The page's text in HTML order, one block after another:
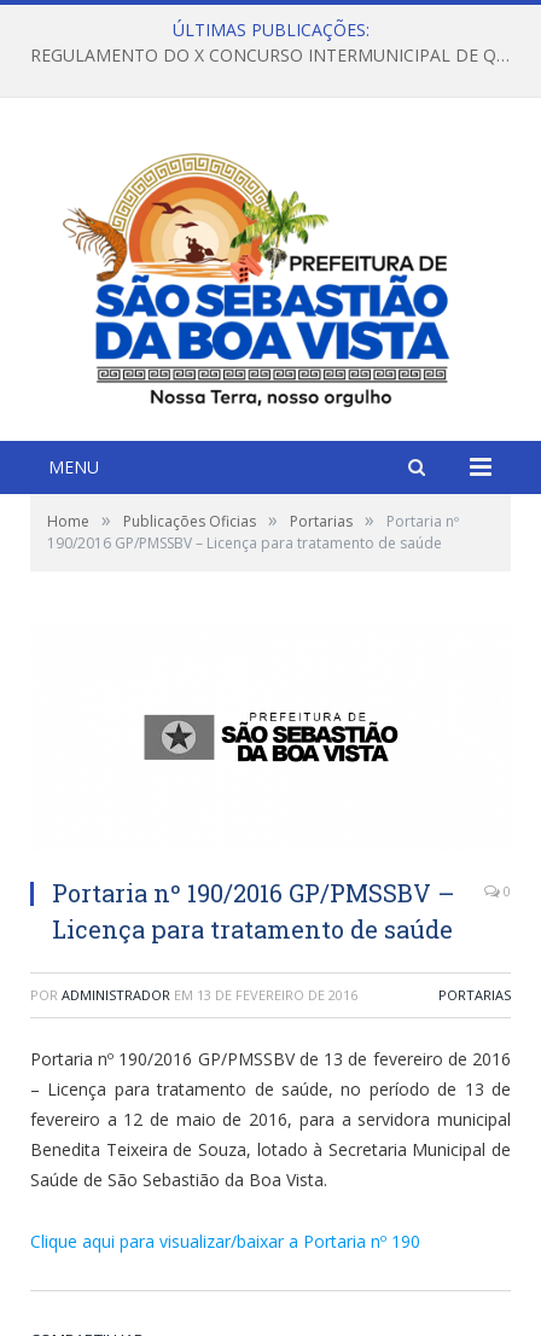
ÚLTIMAS PUBLICAÇÕES:
REGULAMENTO DO X CONCURSO INTERMUNICIPAL DE QUADRILHAS JUNINAS – 2026 – ARRAIÁ DA VENEZA
MENU
Home » Publicações Oficias » Portarias »
Portaria nº
190/2016 GP/PMSSBV – Licença para tratamento de saúde
Portaria nº 190/2016 GP/PMSSBV –
Licença para tratamento de saúde
0
POR ADMINISTRADOR EM 13 DE FEVEREIRO DE 2016 PORTARIAS
Portaria nº 190/2016 GP/PMSSBV de 13 de fevereiro de 2016
– Licença para tratamento de saúde, no período de 13 de
fevereiro a 12 de maio de 2016, para a servidora municipal
Benedita Teixeira de Souza, lotado à Secretaria Municipal de
Saúde de São Sebastião da Boa Vista.
Clique aqui para visualizar/baixar a Portaria nº 190